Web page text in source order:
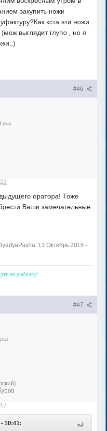
закупить ножи
кста эти ножи
выглядит глупо , но я
#46
раз
оратора! Тоже
Ваши замечательные
13 Октябрь 2016 -
на рыбалку!
#47
10:41: